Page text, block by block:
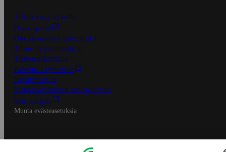
S-Business yrityksille
Oiva-raportit
Osuuskauppojen yhteystiedot
Tilaus- ja toimitusehdot
Tietosuojakäytäntö
Palvelun käyttöehdot
Saavutettavuus
Mobiilisovelluksen saavutettavuus
Mainostajalle
Muuta evästeasetuksia
S-ryhmän palvelut